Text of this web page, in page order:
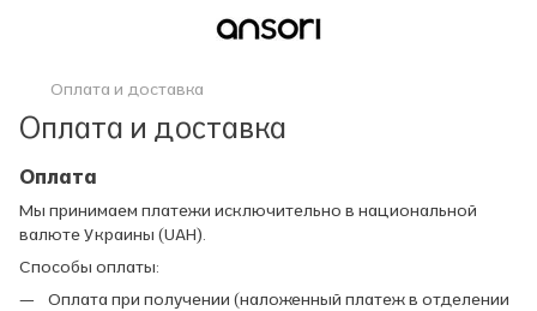
Оплата и доставка
Оплата и доставка
Оплата
Мы принимаем платежи исключительно в национальной
валюте Украины (UAH).
Способы оплаты:
Оплата при получении (наложенный платеж в отделении